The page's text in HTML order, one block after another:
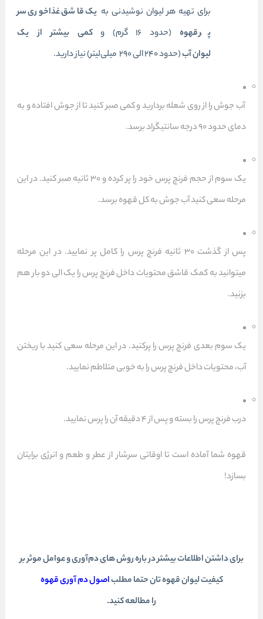
برای تهیه هر لیوان نوشیدنی به یک قاشق غذاخوری سر
پرقهوه (حدود ۱۶ گرم) وکمی بیشتر از یک
لیوانآب(حدود ۲۴۰ الی ۲۹۰ میلی‌لیتر) نیاز دارید.
آب جوش را از روی شعله بردارید و کمی صبر کنید تا از جوش افتاده و به
دمای حدود ۹۰ درجه سانتیگراد برسد.
یک سوم از حجم فرنچ پرس خود را پر کرده و ۳۰ ثانیه صبر کنید. در این
مرحله سعی کنید آب جوش به کل قهوهبرسد.
پس از گذشت ۳۰ ثانیه فرنچ پرس را کامل پر نمایید. در این مرحله
میتوانید به کمک قاشق محتویات داخل فرنچ پرس را یک الی دو بار هم
بزنید.
یک سوم بعدی فرنچ پرس را پرکنید. در این مرحله سعی کنید با ریختن
آب، محتویات داخل فرنچ پرس را به خوبی متلاطم نمایید.
درب فرنچ پرس را بسته و پس از ۴ دقیقه آن را پرس نمایید.
قهوه شما آماده است تا اوقاتی سرشار از عطر و طعم و انرژی برایتان
بسازد!
برای داشتن اطلاعات بیشتر در باره روش های دم‌آوری و عوامل موثر بر
کیفیت لیوان قهوه تان حتما مطلباصول دم آوری قهوه
را مطالعه کنید.